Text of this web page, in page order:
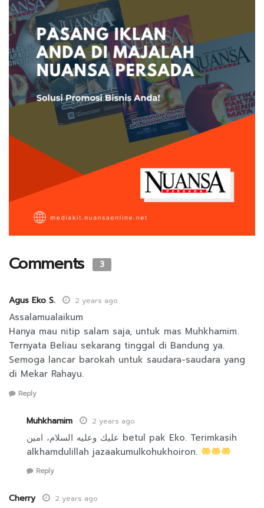
Comments 3
Agus Eko S. 2 years ago
Assalamualaikum
Hanya mau nitip salam saja, untuk mas Muhkhamim.
Ternyata Beliau sekarang tinggal di Bandung ya.
Semoga lancar barokah untuk saudara-saudara yang
di Mekar Rahayu.
Reply
Muhkhamim 2 years ago
عليك وعليه السلام، امين betul pak Eko. Terimkasih
alkhamdulillah jazaakumulkohukhoiron.
Reply
Cherry 2 years ago